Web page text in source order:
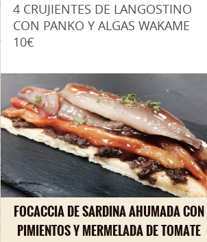
4 CRUJIENTES DE LANGOSTINO
CON PANKO Y ALGAS WAKAME
10€
FOCACCIA DE SARDINA AHUMADA CON
PIMIENTOS Y MERMELADA DE TOMATE